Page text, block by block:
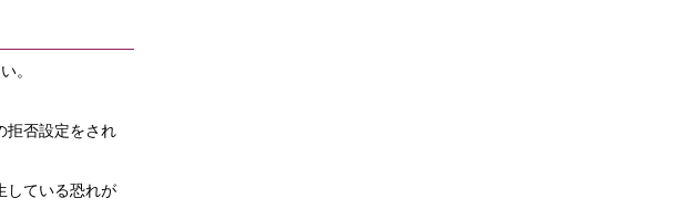
。
拒否設定をされ
している恐れが